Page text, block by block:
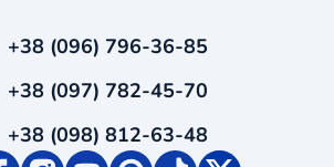
+38 (096) 796-36-85
+38 (097) 782-45-70
+38 (098) 812-63-48